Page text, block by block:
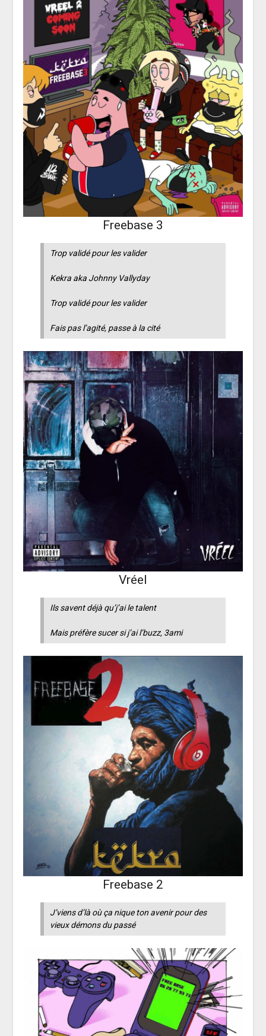
Freebase 3
Trop validé pour les valider
Kekra aka Johnny Vallyday
Trop validé pour les valider
Fais pas l’agité, passe à la cité
Vréel
Ils savent déjà qu’j’ai le talent
Mais préfère sucer si j’ai l’buzz, 3ami
Freebase 2
J’viens d’là où ça nique ton avenir pour des
vieux démons du passé